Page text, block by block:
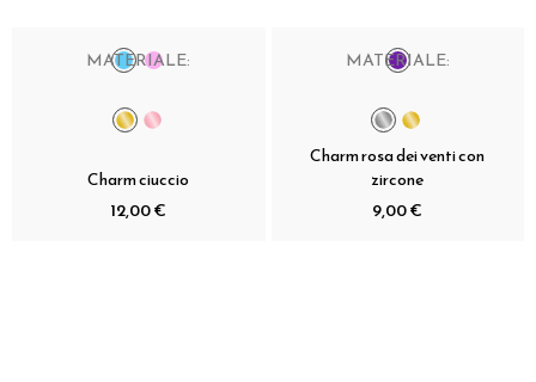
MATERIALE:
Charm ciuccio
12,00 €
MATERIALE:
Charm rosa dei venti con
zircone
9,00 €